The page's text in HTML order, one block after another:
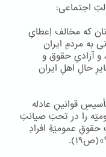
اجتماعی:
که مخالف اِعطایِ
به مردمِ ایران
آزادیِ حقوق و
حالِ اهلِ ایران
قوانینِ عادله
را در تحتِ صیانتِ
عمومیّۀِ افرادِ